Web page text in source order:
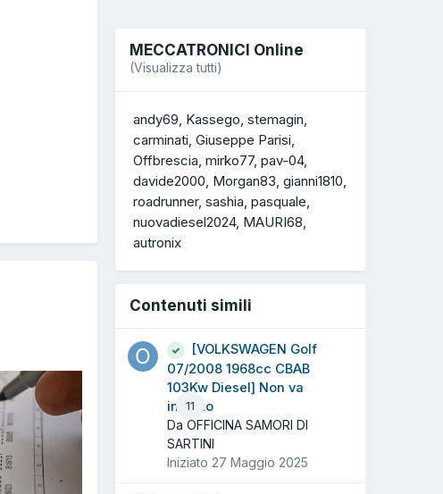
MECCATRONICI Online
(Visualizza tutti)
andy69 Kassego stemagin
carminati Giuseppe Parisi
Offbrescia mirko77 pav-04
davide2000 Morgan83 gianni1810
roadrunner sashia pasquale
nuovadiesel2024 MAURI68
autronix
Contenuti simili
11
[VOLKSWAGEN Golf
07/2008 1968cc CBAB
103Kw Diesel] Non va
in moto
Da OFFICINA SAMORI DI
SARTINI
Iniziato 27 Maggio 2025